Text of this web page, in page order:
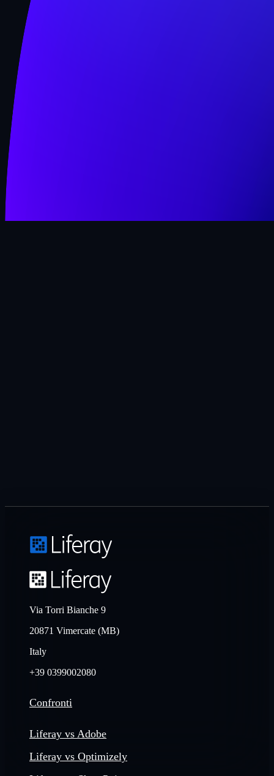
Via Torri Bianche 9
20871 Vimercate (MB)
Italy
+39 0399002080
Confronti
Liferay vs Adobe
Liferay vs Optimizely